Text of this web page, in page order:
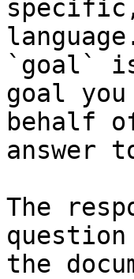
`goal`
goal
behalf
answer
The
the